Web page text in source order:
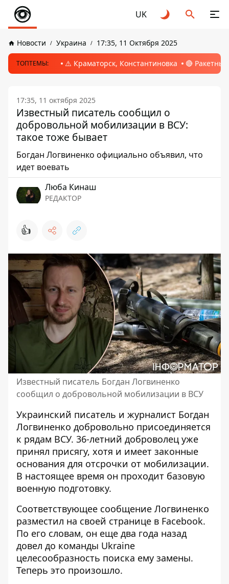
UK
Новости Украина 17:35, 11 Октября 2025
ТОПТЕМЫ: ⚠️ Краматорск, Константиновка 🔴
17:35, 11 октября 2025
Известный писатель сообщил о
добровольной мобилизации в ВСУ:
такое тоже бывает
Богдан Логвиненко официально объявил, что
идет воевать
Люба Кинаш
РЕДАКТОР
👍
Известный писатель Богдан Логвиненко
сообщил о добровольной мобилизации в ВСУ
Украинский писатель и журналист Богдан
Логвиненко добровольно присоединяется
к рядам ВСУ. 36-летний доброволец уже
принял присягу, хотя и имеет законные
основания для отсрочки от мобилизации.
В настоящее время он проходит базовую
военную подготовку.
Соответствующее сообщение Логвиненко
разместил на своей странице в Facebook.
По его словам, он еще два года назад
довел до команды Ukraine
целесообразность поиска ему замены.
Теперь это произошло.